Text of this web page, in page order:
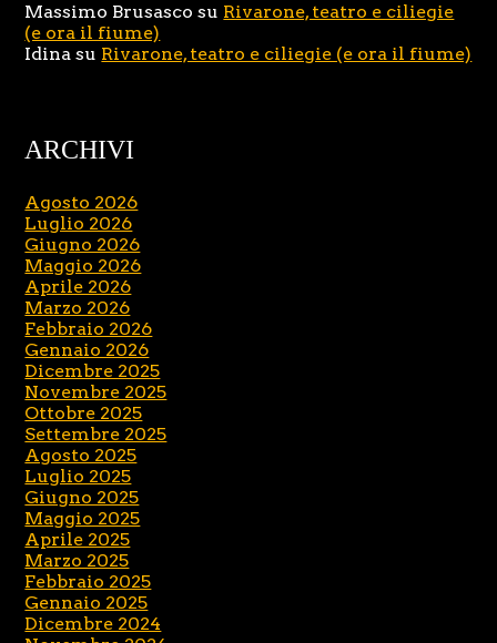
Massimo Brusasco su Rivarone, teatro e ciliegie
(e ora il fiume)
Idina su Rivarone, teatro e ciliegie (e ora il fiume)
ARCHIVI
Agosto 2026
Luglio 2026
Giugno 2026
Maggio 2026
Aprile 2026
Marzo 2026
Febbraio 2026
Gennaio 2026
Dicembre 2025
Novembre 2025
Ottobre 2025
Settembre 2025
Agosto 2025
Luglio 2025
Giugno 2025
Maggio 2025
Aprile 2025
Marzo 2025
Febbraio 2025
Gennaio 2025
Dicembre 2024